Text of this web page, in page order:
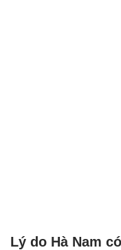
Lý do Hà Nam